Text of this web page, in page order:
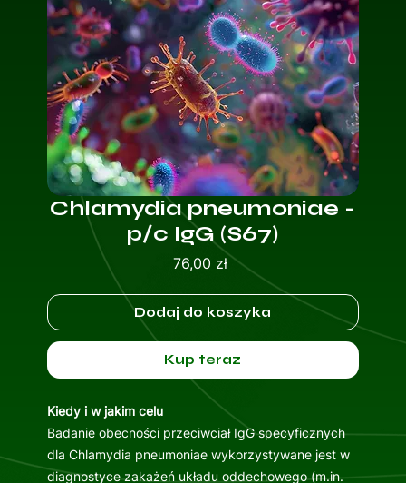
Chlamydia pneumoniae -
p/c IgG (S67)
76,00 złCena
Dodaj do koszyka
Kup teraz
Kiedy i w jakim celu
Badanie obecności przeciwciał IgG specyficznych
dla Chlamydia pneumoniae wykorzystywane jest w
diagnostyce zakażeń układu oddechowego (m.in.